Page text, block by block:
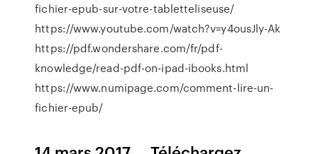
fichier-epub-sur-votre-tabletteliseuse/
https://www.youtube.com/watch?v=y4ousJly-Ak
https://pdf.wondershare.com/fr/pdf-
knowledge/read-pdf-on-ipad-ibooks.html
https://www.numipage.com/comment-lire-un-
fichier-epub/